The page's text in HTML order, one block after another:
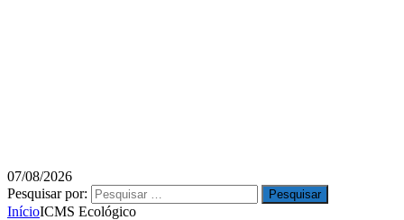
07/08/2026
Pesquisar por:
InícioICMS Ecológico